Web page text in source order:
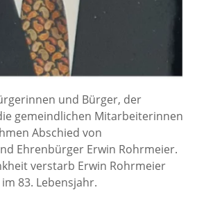
und Bürger, der
gemeindlichen Mitarbeiterinnen
Abschied von
Ehrenbürger Erwin Rohrmeier.
verstarb Erwin Rohrmeier
83. Lebensjahr.